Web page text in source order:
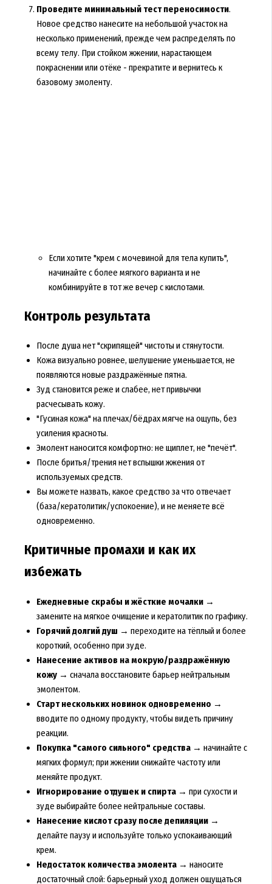
Проведите минимальный тест переносимости.
Новое средство нанесите на небольшой участок на
несколько применений, прежде чем распределять по
всему телу. При стойком жжении, нарастающем
покраснении или отёке - прекратите и вернитесь к
базовому эмоленту.
Если хотите "крем с мочевиной для тела купить",
начинайте с более мягкого варианта и не
комбинируйте в тот же вечер с кислотами.
Контроль результата
После душа нет "скрипящей" чистоты и стянутости.
Кожа визуально ровнее, шелушение уменьшается, не
появляются новые раздражённые пятна.
Зуд становится реже и слабее, нет привычки
расчесывать кожу.
"Гусиная кожа" на плечах/бёдрах мягче на ощупь, без
усиления красноты.
Эмолент наносится комфортно: не щиплет, не "печёт".
После бритья/трения нет вспышки жжения от
используемых средств.
Вы можете назвать, какое средство за что отвечает
(база/кератолитик/успокоение), и не меняете всё
одновременно.
Критичные промахи и как их
избежать
Ежедневные скрабы и жёсткие мочалки→
замените на мягкое очищение и кератолитик по графику.
Горячий долгий душ → переходите на тёплый и более
короткий, особенно при зуде.
Нанесение активов на мокрую/раздражённую
кожу→ сначала восстановите барьер нейтральным
эмолентом.
Старт нескольких новинок одновременно →
вводите по одному продукту, чтобы видеть причину
реакции.
Покупка "самого сильного" средства→ начинайте с
мягких формул; при жжении снижайте частоту или
меняйте продукт.
Игнорирование отдушек и спирта→ при сухости и
зуде выбирайте более нейтральные составы.
Нанесение кислот сразу после депиляции→
делайте паузу и используйте только успокаивающий
крем.
Недостаток количества эмолента→ наносите
достаточный слой: барьерный уход должен ощущаться